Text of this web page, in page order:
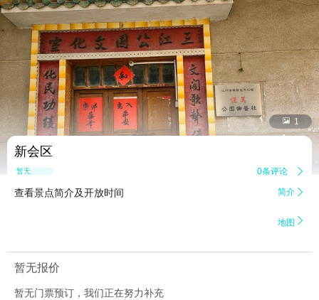
 1
新会区
暂无点评 0条评论 
查看景点简介及开放时间 简介 
地图 
暂无报价
暂无门票预订，我们正在努力补充
